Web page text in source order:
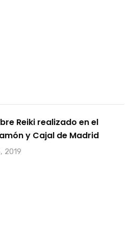
Reiki realizado en el
y Cajal de Madrid
2019